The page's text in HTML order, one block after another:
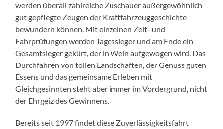
werden überall zahlreiche Zuschauer außergewöhnlich
gut gepflegte Zeugen der Kraftfahrzeuggeschichte
bewundern können. Mit einzelnen Zeit- und
Fahrprüfungen werden Tagessieger und am Ende ein
Gesamtsieger gekürt, der in Wein aufgewogen wird. Das
Durchfahren von tollen Landschaften, der Genuss guten
Essens und das gemeinsame Erleben mit
Gleichgesinnten steht aber immer im Vordergrund, nicht
der Ehrgeiz des Gewinnens.
Bereits seit 1997 findet diese Zuverlässigkeitsfahrt